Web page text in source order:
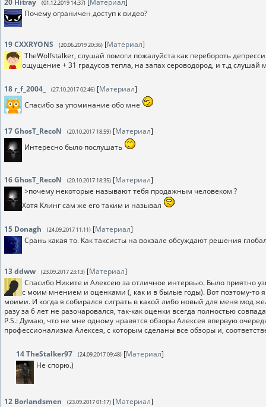
20 Hitray (01.12.2019 14:37) Материал
Почему ограничен доступ к видео?
19CXXRYONS (20.06.2019 20:36) [Материал]
TheWolfstalker, слушай помоги пожалуйста как перебороть
ощущение + 31 градусов тепла, на запах сероводород, и т.д
18 r_f_2004_ (27.10.2017 02:46) [Материал]
Спасибо за упоминание обо мне
17GhosT_RecoN (20.10.2017 18:59) [Материал]
Интересно было послушать
16GhosT_RecoN (20.10.2017 18:35) [Материал]
>почему некоторые называют тебя продажным человеком ?
Хотя Клинг сам же его таким и называл
15 Donagh (24.09.2017 11:11) [Материал]
Срань какая то. Как таксисты на вокзале обсуждают решения
13ddww (23.09.2017 23:13) [Материал]
Спасибо Никите и Алексею за отличное интервью. Было приятно
с моим мнением и оценками (, как и в былые годы). Вот поэтому-то
моими. И когда я собирался сиграть в какой либо новый для меня мод
разу за 6 лет не разочаровался, так-как оценки всегда полностью
P.S.: Думаю, что не мне одному нравятся обзоры Алексея впервую
профессионализма Алексея, с которым сделаны все обзоры и,
14TheStalker97 (24.09.2017 09:48) [Материал]
Не спорю.)
12 Borlandsmen (23.09.2017 01:17) [Материал]